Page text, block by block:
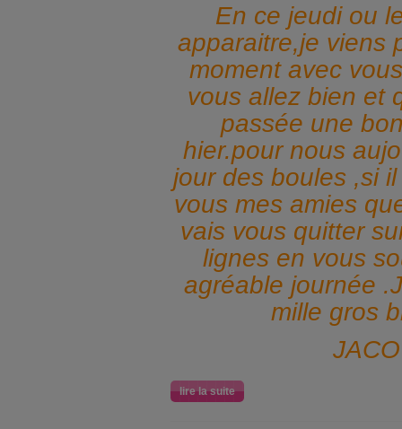
En ce jeudi ou
apparaitre,je viens
moment avec
vous allez bien et
passée une
hier.pour nous
jour des boules ,si
vous mes amies
vais vous quitter
lignes en vous
agréable journée
mille gros
lire la suite